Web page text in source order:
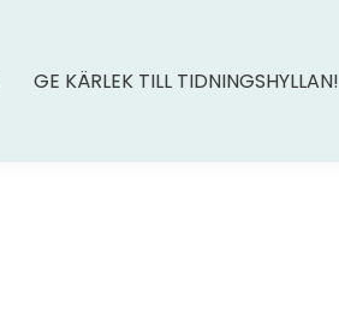
GE KÄRLEK TILL TIDNINGSHYLLAN!